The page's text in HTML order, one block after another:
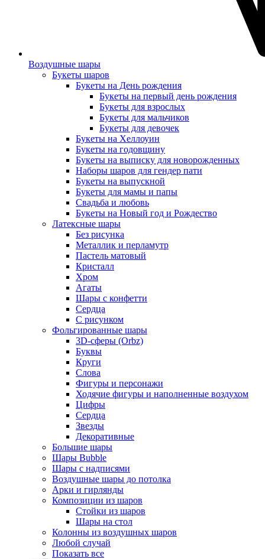
Воздушные шары
Букеты шаров
Букеты на День рождения
Букеты на первый день рождения
Букеты для взрослых
Букеты для мальчиков
Букеты для девочек
Букеты на Хеллоуин
Букеты на годовщину
Букеты на выписку для новорожденных
Наборы шаров для гендер пати
Букеты на выпускной
Букеты для мамы и папы
Свадьба и любовь
Букеты на Новый год и Рождество
Латексные шары
Без рисунка
Металлик и перламутр
Пастель матовый
Кристалл
Хром
Агаты
Шары с конфетти
Сердца
С рисунком
Фольгированные шары
3D-сферы (Orbz)
Буквы
Круги
Слова
Фигуры и персонажи
Ходячие фигуры и наполненные воздухом
Цифры
Сердца
Звезды
Декоративные
Большие шары
Шары Bubble
Шары с надписями
Воздушные шары до потолка
Арки и гирлянды
Композиции из шаров
Стойки из шаров
Шары на стол
Колонны из воздушных шаров
Любой случай
Показать все